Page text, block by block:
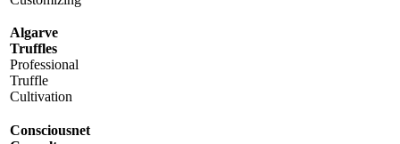
Algarve
Truffles
Professional
Truffle
Cultivation
Consciousnet